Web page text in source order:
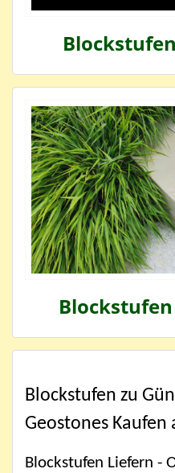
Blockstufen zu
Geostones Kaufen
Blockstufen Liefern -